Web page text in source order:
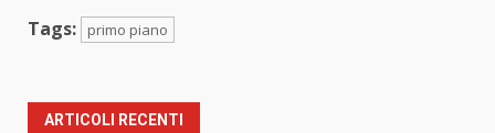
Tags: primo piano
ARTICOLI RECENTI